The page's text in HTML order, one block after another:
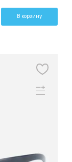
В корзину